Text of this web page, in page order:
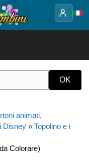
animati,
Disney » Topolino e i
Colorare)